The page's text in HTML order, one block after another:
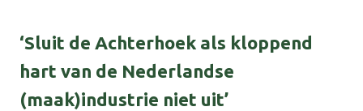
‘Sluit de Achterhoek als kloppend
hart van de Nederlandse
(maak)industrie niet uit’